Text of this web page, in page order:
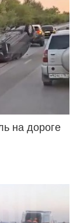
на дороге